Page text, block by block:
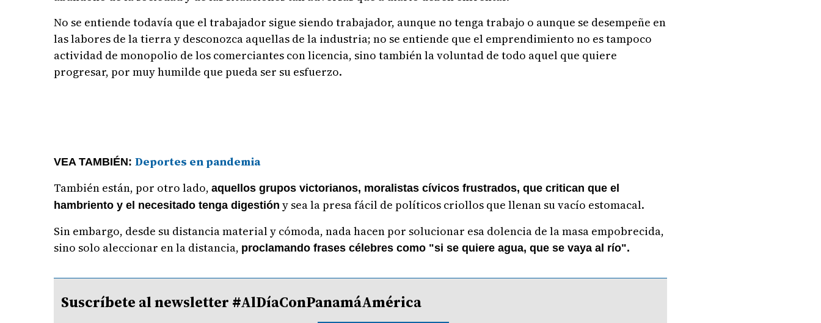
No se entiende todavía que el trabajador sigue siendo trabajador, aunque no tenga trabajo o aunque se desempeñe en
las labores de la tierra y desconozca aquellas de la industria; no se entiende que el emprendimiento no es tampoco
actividad de monopolio de los comerciantes con licencia, sino también la voluntad de todo aquel que quiere
progresar, por muy humilde que pueda ser su esfuerzo.
VEA TAMBIÉN:Deportes en pandemia
También están, por otro lado,aquellos grupos victorianos, moralistas cívicos frustrados, que critican que el
hambriento y el necesitado tenga digestión y sea la presa fácil de políticos criollos que llenan su vacío estomacal.
Sin embargo, desde su distancia material y cómoda, nada hacen por solucionar esa dolencia de la masa empobrecida,
sino solo aleccionar en la distancia, proclamando frases célebres como "si se quiere agua, que se vaya al río".
Suscríbete al newsletter #AlDíaConPanamáAmérica